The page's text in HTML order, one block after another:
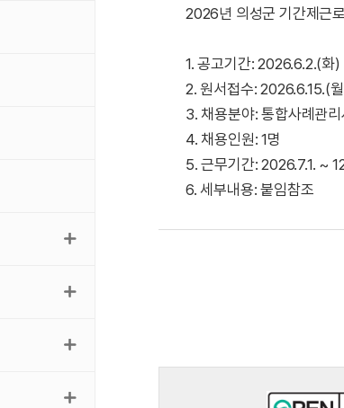
2026년 의성군 기간제근
1. 공고기간: 2026.6.2.(화
2. 원서접수: 2026.6.15.(
3. 채용분야: 통합사례관
4. 채용인원: 1명
5. 근무기간: 2026.7.1. ~
6. 세부내용: 붙임참조